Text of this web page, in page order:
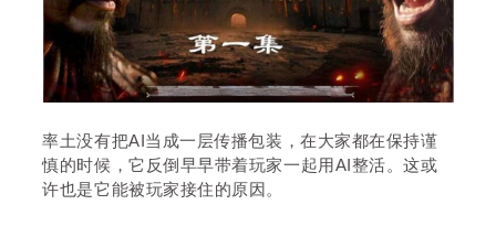
率土没有把AI当成一层传播包装，在大家都在保持谨
慎的时候，它反倒早早带着玩家一起用AI整活。这或
许也是它能被玩家接住的原因。